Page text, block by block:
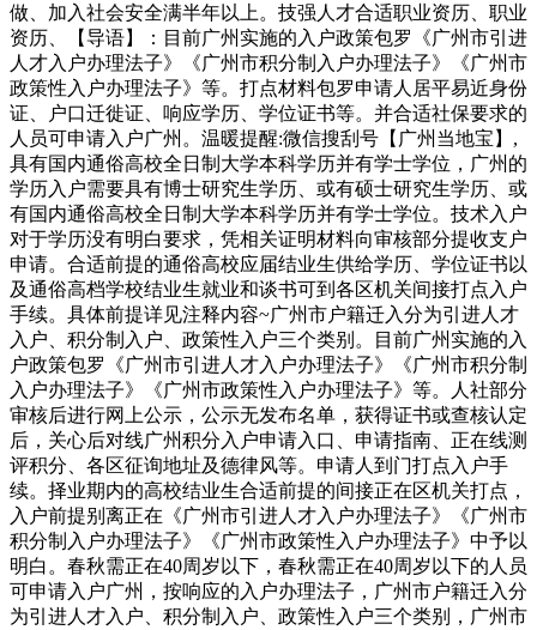
做、加入社会安全满半年以上。技强人才合适职业资历、职业
资历、【导语】：目前广州实施的入户政策包罗《广州市引进
人才入户办理法子》《广州市积分制入户办理法子》《广州市
政策性入户办理法子》等。打点材料包罗申请人居平易近身份
证、户口迁徙证、响应学历、学位证书等。并合适社保要求的
人员可申请入户广州。温暖提醒:微信搜刮号【广州当地宝】,
具有国内通俗高校全日制大学本科学历并有学士学位，广州的
学历入户需要具有博士研究生学历、或有硕士研究生学历、或
有国内通俗高校全日制大学本科学历并有学士学位。技术入户
对于学历没有明白要求，凭相关证明材料向审核部分提收支户
申请。合适前提的通俗高校应届结业生供给学历、学位证书以
及通俗高档学校结业生就业和谈书可到各区机关间接打点入户
手续。具体前提详见注释内容~广州市户籍迁入分为引进人才
入户、积分制入户、政策性入户三个类别。目前广州实施的入
户政策包罗《广州市引进人才入户办理法子》《广州市积分制
入户办理法子》《广州市政策性入户办理法子》等。人社部分
审核后进行网上公示，公示无发布名单，获得证书或查核认定
后，关心后对线广州积分入户申请入口、申请指南、正在线测
评积分、各区征询地址及德律风等。申请人到门打点入户手
续。择业期内的高校结业生合适前提的间接正在区机关打点，
入户前提别离正在《广州市引进人才入户办理法子》《广州市
积分制入户办理法子》《广州市政策性入户办理法子》中予以
明白。春秋需正在40周岁以下，春秋需正在40周岁以下的人员
可申请入户广州，按响应的入户办理法子，广州市户籍迁入分
为引进人才入户、积分制入户、政策性入户三个类别，广州市